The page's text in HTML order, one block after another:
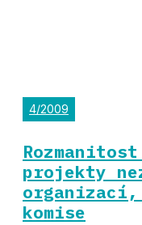
4/2009
projekty
komise